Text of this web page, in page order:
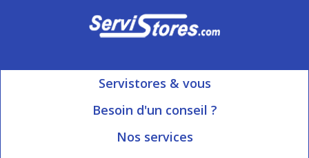
Servistores & vous
Mon compte
Besoin d'un conseil ?
Ouvert du Lundi au Vendredi
Nos services